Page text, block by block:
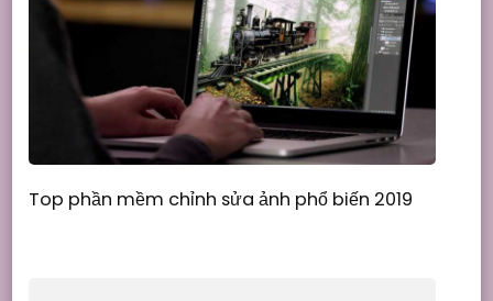
Top phần mềm chỉnh sửa ảnh phổ biến 2019